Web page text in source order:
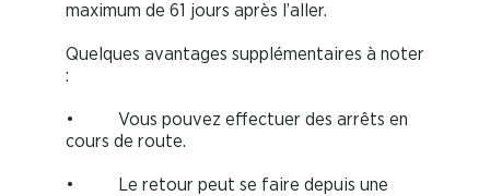
maximum de 61 jours après l’aller.
Quelques avantages supplémentaires à noter
:
• Vous pouvez effectuer des arrêts en
cours de route.
• Le retour peut se faire depuis une